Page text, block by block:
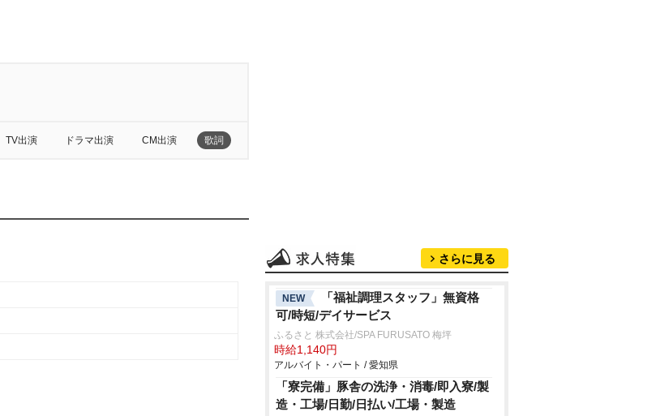
TV出演 ドラマ出演 CM出演 歌詞
さらに見る
NEW
「福祉調理スタッフ」無資格
可/時短/デイサービス
ふるさと 株式会社/SPA FURUSATO 梅坪
時給1,140円
アルバイト・パート / 愛知県
「寮完備」豚舎の洗浄・消毒/即入寮/製
造・工場/日勤/日払い/工場・製造